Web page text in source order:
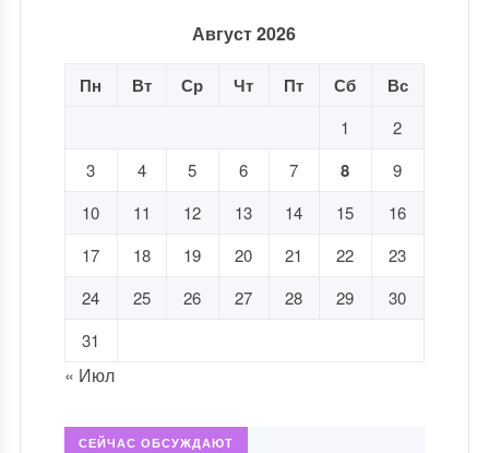
Август 2026
Пн Вт Ср Чт Пт Сб Вс
1
2
3
4 5 6 7 8
9
10
11 12 13 14 15
16
17
18 19 20 21 22
23
24
25 26 27 28 29
30
31
« Июл
СЕЙЧАС ОБСУЖДАЮТ